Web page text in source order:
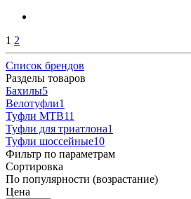
1 2
Список брендов
Разделы товаров
Бахилы5
Велотуфли1
Туфли MTB11
Туфли для триатлона1
Туфли шоссейные10
Фильтр по параметрам
Сортировка
По популярности (возрастание)
Цена